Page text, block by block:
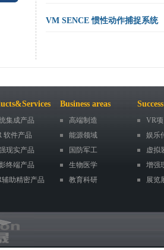
VM SENCE 惯性动作捕捉系统
集成产品
软件产品
现实产品
终端产品
辅助精密产品
Business areas
高端制造
能源领域
国防军工
生物医学
教育科研
VR
娱乐
虚拟
增强
展览